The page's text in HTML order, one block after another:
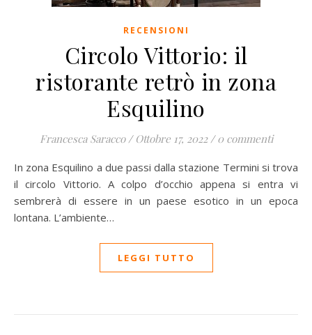
RECENSIONI
Circolo Vittorio: il
ristorante retrò in zona
Esquilino
Francesca Saracco / Ottobre 17, 2022 / 0 commenti
In zona Esquilino a due passi dalla stazione Termini si trova
il circolo Vittorio. A colpo d’occhio appena si entra vi
sembrerà di essere in un paese esotico in un epoca
lontana. L’ambiente…
LEGGI TUTTO